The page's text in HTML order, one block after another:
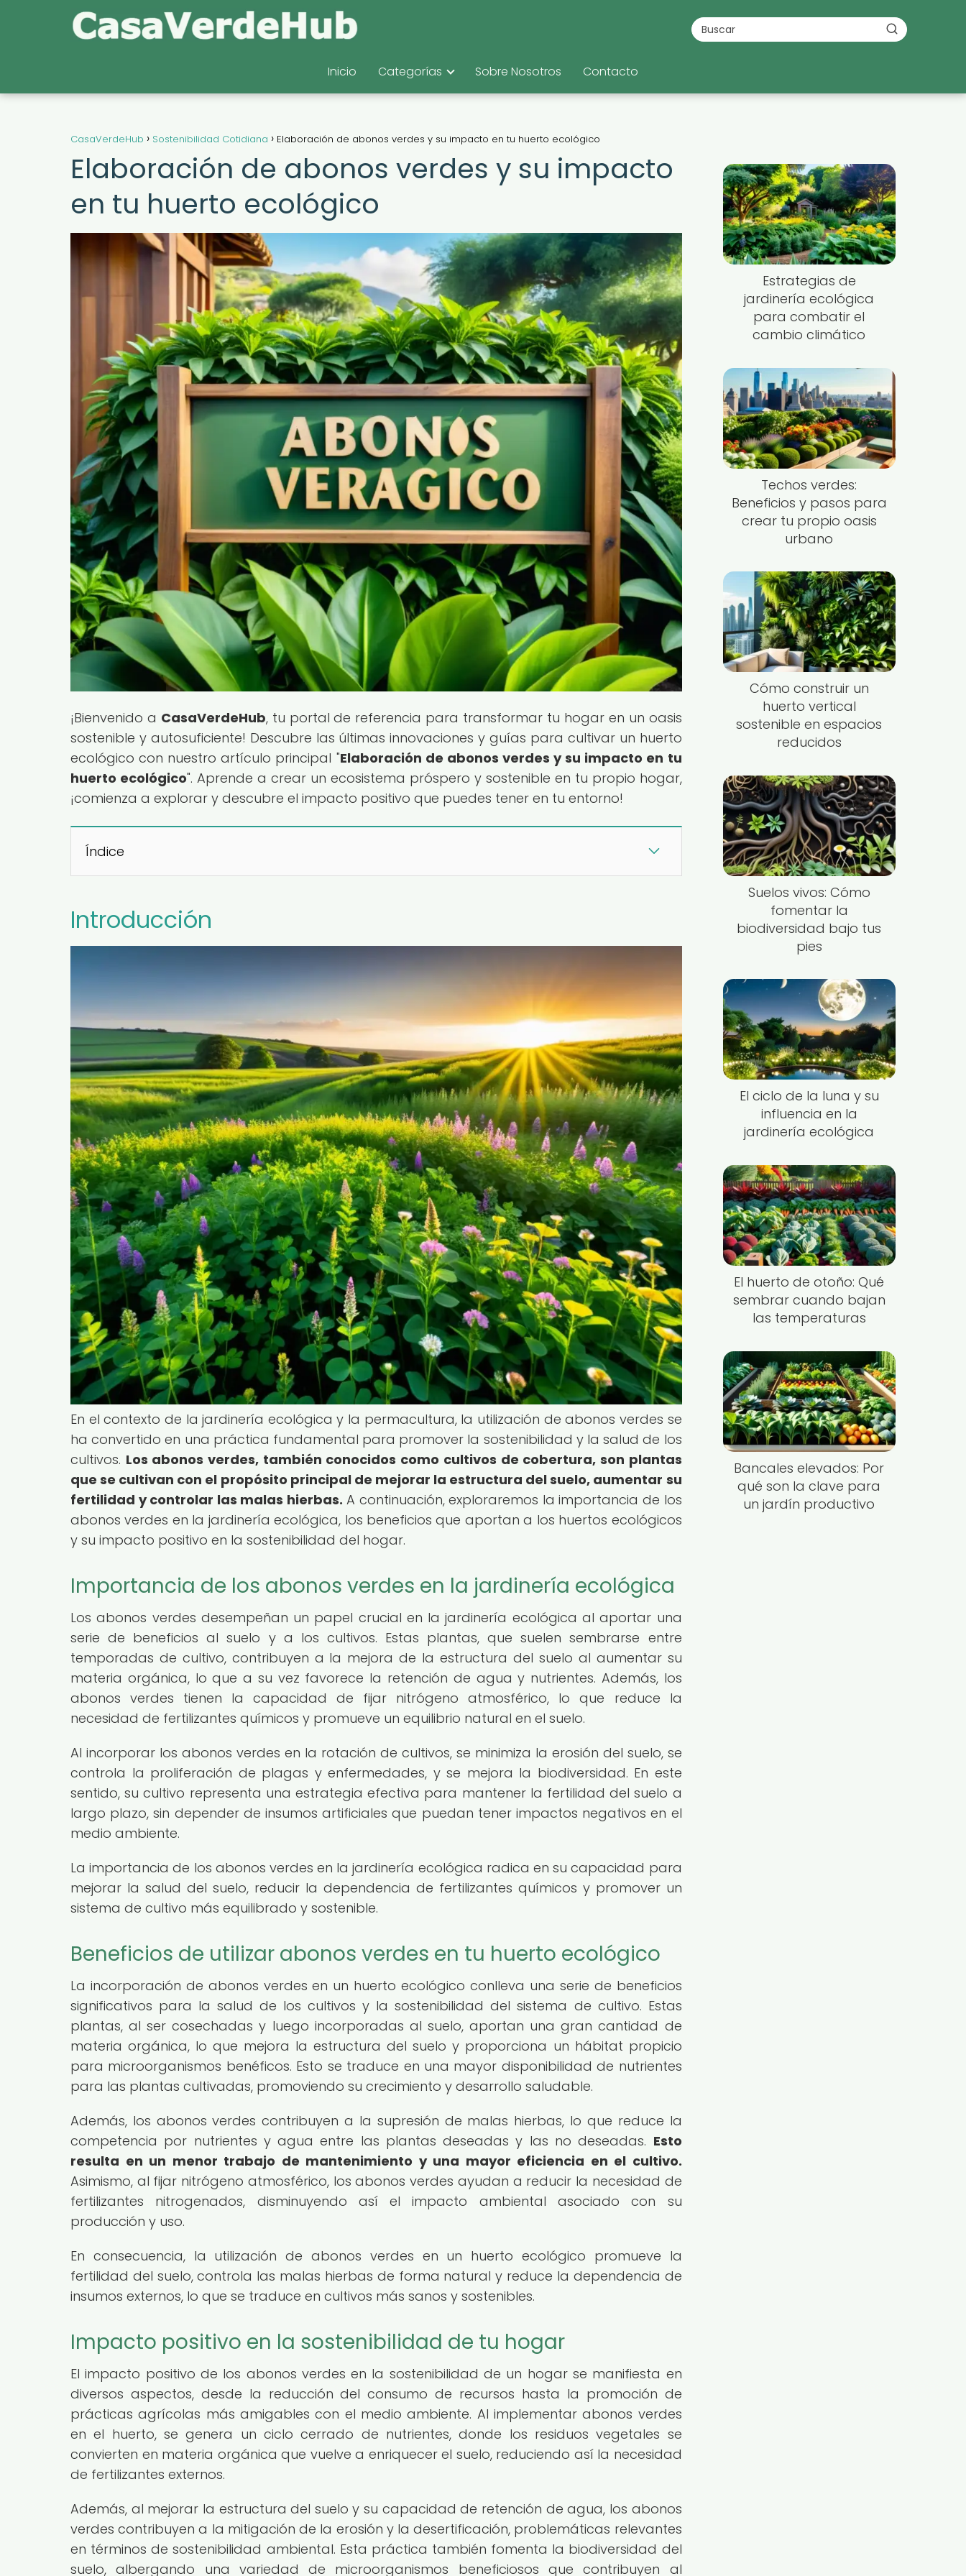
Inicio Categorías Sobre Nosotros Contacto
CasaVerdeHub Sostenibilidad Cotidiana Elaboración de abonos verdes y su impacto en tu huerto ecológico
Elaboración de abonos verdes y su impacto
en tu huerto ecológico
¡Bienvenido a CasaVerdeHub, tu portal de referencia para transformar tu hogar en un oasis
sostenible y autosuficiente! Descubre las últimas innovaciones y guías para cultivar un huerto
ecológico con nuestro artículo principal "Elaboración de abonos verdes y su impacto en tu
huerto ecológico". Aprende a crear un ecosistema próspero y sostenible en tu propio hogar,
¡comienza a explorar y descubre el impacto positivo que puedes tener en tu entorno!
Índice
Introducción
En el contexto de la jardinería ecológica y la permacultura, la utilización de abonos verdes se
ha convertido en una práctica fundamental para promover la sostenibilidad y la salud de los
cultivos. Los abonos verdes, también conocidos como cultivos de cobertura, son plantas
que se cultivan con el propósito principal de mejorar la estructura del suelo, aumentar su
fertilidad y controlar las malas hierbas. A continuación, exploraremos la importancia de los
abonos verdes en la jardinería ecológica, los beneficios que aportan a los huertos ecológicos
y su impacto positivo en la sostenibilidad del hogar.
Importancia de los abonos verdes en la jardinería ecológica
Los abonos verdes desempeñan un papel crucial en la jardinería ecológica al aportar una
serie de beneficios al suelo y a los cultivos. Estas plantas, que suelen sembrarse entre
temporadas de cultivo, contribuyen a la mejora de la estructura del suelo al aumentar su
materia orgánica, lo que a su vez favorece la retención de agua y nutrientes. Además, los
abonos verdes tienen la capacidad de fijar nitrógeno atmosférico, lo que reduce la
necesidad de fertilizantes químicos y promueve un equilibrio natural en el suelo.
Al incorporar los abonos verdes en la rotación de cultivos, se minimiza la erosión del suelo, se
controla la proliferación de plagas y enfermedades, y se mejora la biodiversidad. En este
sentido, su cultivo representa una estrategia efectiva para mantener la fertilidad del suelo a
largo plazo, sin depender de insumos artificiales que puedan tener impactos negativos en el
medio ambiente.
La importancia de los abonos verdes en la jardinería ecológica radica en su capacidad para
mejorar la salud del suelo, reducir la dependencia de fertilizantes químicos y promover un
sistema de cultivo más equilibrado y sostenible.
Beneficios de utilizar abonos verdes en tu huerto ecológico
La incorporación de abonos verdes en un huerto ecológico conlleva una serie de beneficios
significativos para la salud de los cultivos y la sostenibilidad del sistema de cultivo. Estas
plantas, al ser cosechadas y luego incorporadas al suelo, aportan una gran cantidad de
materia orgánica, lo que mejora la estructura del suelo y proporciona un hábitat propicio
para microorganismos benéficos. Esto se traduce en una mayor disponibilidad de nutrientes
para las plantas cultivadas, promoviendo su crecimiento y desarrollo saludable.
Además, los abonos verdes contribuyen a la supresión de malas hierbas, lo que reduce la
competencia por nutrientes y agua entre las plantas deseadas y las no deseadas. Esto
resulta en un menor trabajo de mantenimiento y una mayor eficiencia en el cultivo.
Asimismo, al fijar nitrógeno atmosférico, los abonos verdes ayudan a reducir la necesidad de
fertilizantes nitrogenados, disminuyendo así el impacto ambiental asociado con su
producción y uso.
En consecuencia, la utilización de abonos verdes en un huerto ecológico promueve la
fertilidad del suelo, controla las malas hierbas de forma natural y reduce la dependencia de
insumos externos, lo que se traduce en cultivos más sanos y sostenibles.
Impacto positivo en la sostenibilidad de tu hogar
El impacto positivo de los abonos verdes en la sostenibilidad de un hogar se manifiesta en
diversos aspectos, desde la reducción del consumo de recursos hasta la promoción de
prácticas agrícolas más amigables con el medio ambiente. Al implementar abonos verdes
en el huerto, se genera un ciclo cerrado de nutrientes, donde los residuos vegetales se
convierten en materia orgánica que vuelve a enriquecer el suelo, reduciendo así la necesidad
de fertilizantes externos.
Además, al mejorar la estructura del suelo y su capacidad de retención de agua, los abonos
verdes contribuyen a la mitigación de la erosión y la desertificación, problemáticas relevantes
en términos de sostenibilidad ambiental. Esta práctica también fomenta la biodiversidad del
suelo, albergando una variedad de microorganismos beneficiosos que contribuyen al
Estrategias de
jardinería ecológica
para combatir el
cambio climático
Techos verdes:
Beneficios y pasos para
crear tu propio oasis
urbano
Cómo construir un
huerto vertical
sostenible en espacios
reducidos
Suelos vivos: Cómo
fomentar la
biodiversidad bajo tus
pies
El ciclo de la luna y su
influencia en la
jardinería ecológica
El huerto de otoño: Qué
sembrar cuando bajan
las temperaturas
Bancales elevados: Por
qué son la clave para
un jardín productivo